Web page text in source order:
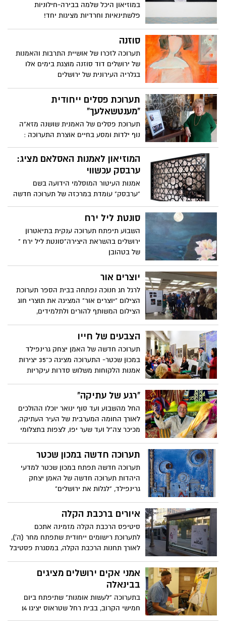
במוזיאון היכל שלמה בבירה-חילוניות
פלשתינאיות וחרדיות מציגות יחד!
סוזנה
תערוכה לזכרו של אושיית התרבות והאמנות
של ירושלים דוד סוזנה מוצגת בימים אלו
בגלריה העירונית של ירושלים
תערוכת פסלים ייחודית
"מענטשאלעך"
תערוכת פסלים של האמנית שושנה מזא"ה
נוף ילדות ומסע בחיים אוצרת התערוכה :
זהבה קלמן, הכניסה חופשית
המוזיאון לאמנות האסלאם מציג:
ערבסק עכשווי
אמנות העיטור המוסלמי הידועה בשם
"ערבסק" עומדת במרכזה של תערוכה חדשה
שתיפתח במוזיאון לאמנות האסלאם בחודש
ינואר הקרוב
סונטת ליל ירח
השבוע תיפתח תערוכה ענקית בתיאטרון
ירושלים בהשראת היצירה"סונטת ליל ירח "
של בטהובן
יוצרים אור
לרגל חג חנוכה נפתחה בבית הספר תערוכת
הצילום "יוצרים אור" המציגה את תוצרי חוג
הצילום המשותף להורים ולתלמידים,
הצבעים של חייו
תערוכה חדשה של האמן יצחק גרינפילד
במכון שכטר- התערוכה מציגה כ־35 יצירות
אמנות הלקוחות משלוש סדרות עיקריות
השנים האחרונות, מאז לחם האמן במערכה
"רגע של עתיקה"
החל מהשבוע ועד סוף ינואר יוכלו ההולכים
לאורך החומה המערבית של העיר העתיקה,
מכיכר צה"ל ועד שער יפו, לצפות בתצלומי
המפורסמים והצבעוניים ביותר, כפי שנקלטו
בעדשת המצלמה של צלמי לשכת העיתונות
הממשלתית
תערוכה חדשה במכון שכטר
תערוכה חדשה תפתח במכון שכטר למדעי
היהדות תערוכה חדשה של האמן יצחק
גרינפילד, "לגלות את ירושלים"
איורים ברכבת הקלה
סיטיפס הרכבת הקלה מזמינה אתכם
לתערוכת רישומים ייחודית שתפתח מחר (ה'),
לאורך תחנות הרכבת הקלה, במסגרת פסטיבל
אמני אקים ירושלים מציגים
בבינאלה
בתערוכה "לעשות אומנות" שתיפתח ביום
חמישי הקרוב, בבית רחל שטראוס יציגו 14
אומנים עם מוגבלות שכלית דיוקן עצמי